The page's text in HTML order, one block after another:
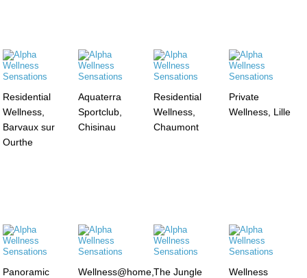
Residential
Wellness,
Barvaux sur
Ourthe
Aquaterra
Sportclub,
Chisinau
Residential
Wellness,
Chaumont
Private
Wellness, Lille
Panoramic
Wellness@home,The Jungle
Wellness